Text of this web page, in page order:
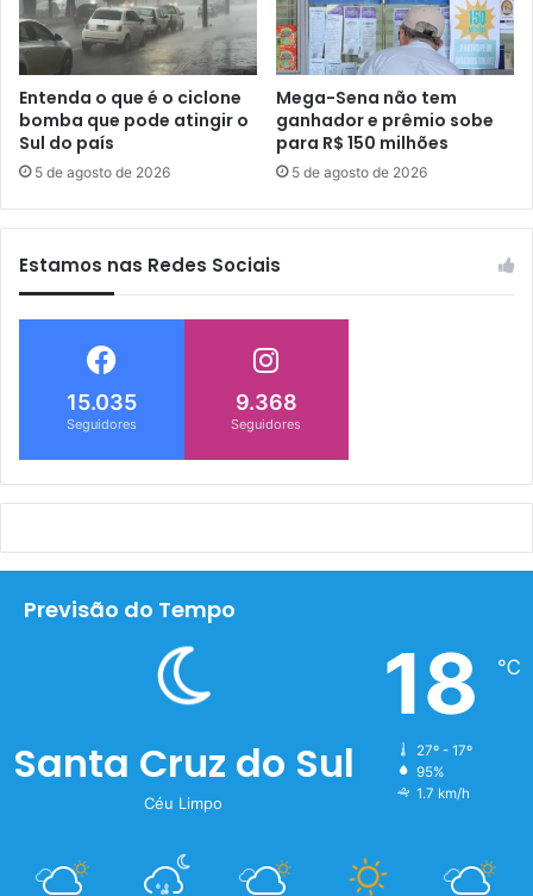
Entenda o que é o ciclone
bomba que pode atingir o
Sul do país
5 de agosto de 2026
Mega-Sena não tem
ganhador e prêmio sobe
para R$ 150 milhões
5 de agosto de 2026
Estamos nas Redes Sociais
15.035
Seguidores
9.368
Seguidores
Previsão do Tempo
Santa Cruz do Sul
Céu Limpo
18 ℃
27º - 17º
95%
1.7 km/h